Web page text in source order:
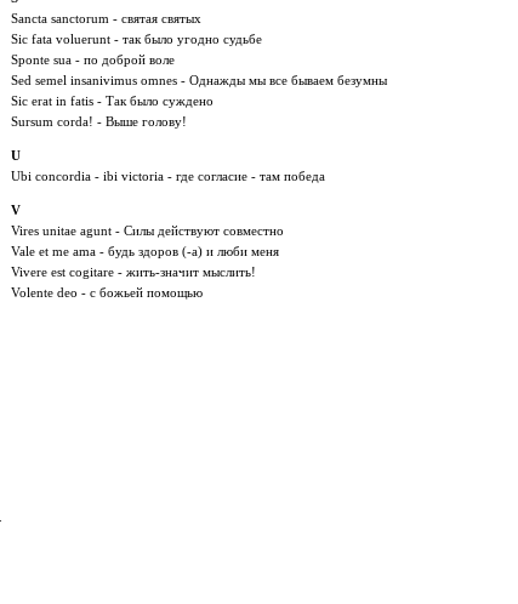
Sancta sanctorum - святая святых
Sic fata voluerunt - так было угодно судьбе
Sponte sua - по доброй воле
Sed semel insanivimus omnes - Однажды мы все бываем безумны
Sic erat in fatis - Так было суждено
Sursum corda! - Выше голову!
U
Ubi concordia - ibi victoria - где согласие - там победа
V
Vires unitae agunt - Силы действуют совместно
Vale et me ama - будь здоров (-а) и люби меня
Vivere est cogitare - жить-значит мыслить!
Volente deo - с божьей помощью